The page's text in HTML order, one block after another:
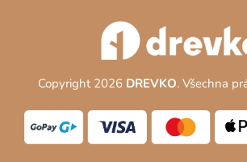
Copyright 2026 DREVKO. Všechna